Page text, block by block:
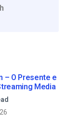
– O Presente e
Media